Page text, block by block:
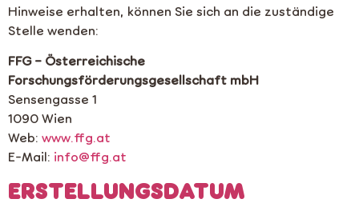
Hinweise erhalten, können Sie sich an die zuständige
Stelle wenden:
FFG – Österreichische
Forschungsförderungsgesellschaft mbH
Sensengasse 1
1090 Wien
Web: www.ffg.at
E-Mail: info@ffg.at
ERSTELLUNGSDATUM